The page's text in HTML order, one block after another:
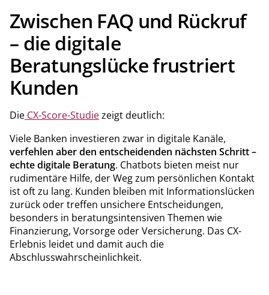
Zwischen FAQ und Rückruf
– die digitale
Beratungslücke frustriert
Kunden
Die CX-Score-Studiezeigt deutlich:
Viele Banken investieren zwar in digitale Kanäle,
verfehlen aber den entscheidenden nächsten Schritt –
echte digitale Beratung. Chatbots bieten meist nur
rudimentäre Hilfe, der Weg zum persönlichen Kontakt
ist oft zu lang. Kunden bleiben mit Informationslücken
zurück oder treffen unsichere Entscheidungen,
besonders in beratungsintensiven Themen wie
Finanzierung, Vorsorge oder Versicherung. Das CX-
Erlebnis leidet und damit auch die
Abschlusswahrscheinlichkeit.